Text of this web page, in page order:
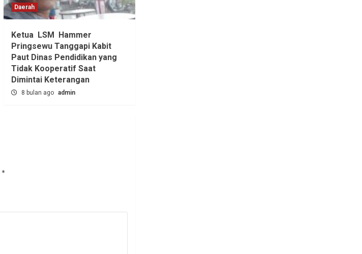
Daerah
Ketua LSM Hammer
Pringsewu Tanggapi Kabit
Paut Dinas Pendidikan yang
Tidak Kooperatif Saat
Dimintai Keterangan
8 bulan ago admin
*